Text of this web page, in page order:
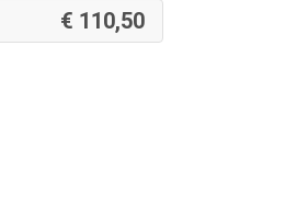
110,50